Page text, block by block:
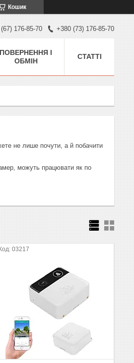
Кошик
176-85-70 +380 (73) 176-85-70
ПОВЕРНЕННЯ І
ОБМІН
СТАТТІ
не лише почути, а й побачити
можуть працювати як по
03217